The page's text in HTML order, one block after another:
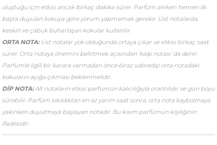
oluştuğu için etkisi ancak birkaç dakika sürer. Parfüm alırken hemen ilk
başta duyulan kokuya göre yorum yapmamak gerekir. Üst notalarda,
keskin ve çabuk buharlaşan kokular kullanılır.
ORTA NOTA: Üst notalar yok olduğunda ortaya çıkar ve etkisi birkaç saat
sürer. Orta notaya önemini belirtmek açısından ‘kalp notası’ da denir.
Parfümle ilgili bir karara varmadan önce biraz sabredip orta notadaki
kokuların açığa çıkması beklenmelidir.
DİP NOTA:Alt notaların etkisi parfümün kalıcılığıyla orantılıdır ve gün boyu
sürebilir. Parfüm sıkıldıktan en az yarım saat sonra, orta nota kaybolmaya
yakınken duyulmaya başlayan notadır. Bu kısım parfümün kişiliğinin
ifadesidir.